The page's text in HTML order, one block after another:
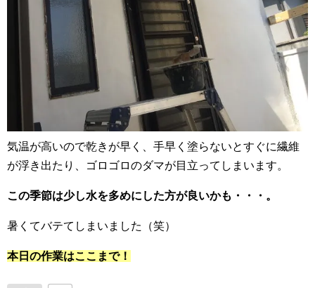
気温が高いので乾きが早く、手早く塗らないとすぐに繊維
が浮き出たり、ゴロゴロのダマが目立ってしまいます。
この季節は少し水を多めにした方が良いかも・・・。
暑くてバテてしまいました（笑）
本日の作業はここまで！